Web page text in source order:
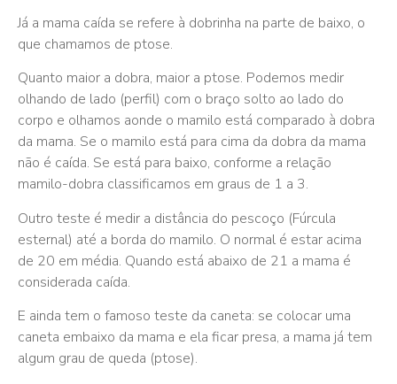
Já a mama caída se refere à dobrinha na parte de baixo, o
que chamamos de ptose.
Quanto maior a dobra, maior a ptose. Podemos medir
olhando de lado (perfil) com o braço solto ao lado do
corpo e olhamos aonde o mamilo está comparado à dobra
da mama. Se o mamilo está para cima da dobra da mama
não é caída. Se está para baixo, conforme a relação
mamilo-dobra classificamos em graus de 1 a 3.
Outro teste é medir a distância do pescoço (Fúrcula
esternal) até a borda do mamilo. O normal é estar acima
de 20 em média. Quando está abaixo de 21 a mama é
considerada caída.
E ainda tem o famoso teste da caneta: se colocar uma
caneta embaixo da mama e ela ficar presa, a mama já tem
algum grau de queda (ptose).